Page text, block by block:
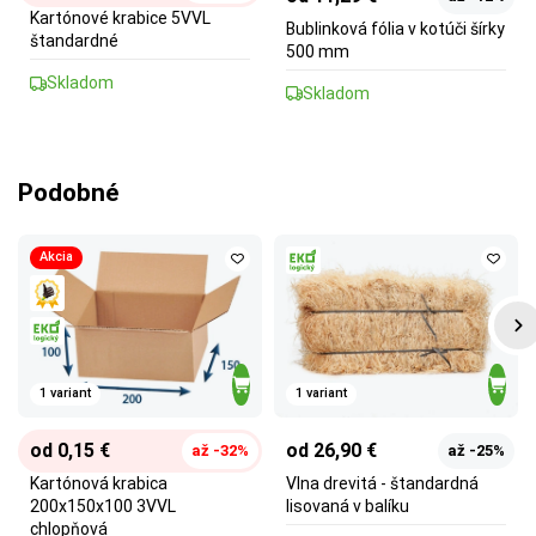
Kartónové krabice 5VVL
štandardné
Skladom
Bublinková fólia v kotúči šírky
500 mm
Skladom
Podobné
Akcia
1 variant
od 0,15 € až -32%
Kartónová krabica
200x150x100 3VVL
chlopňová
1 variant
od 26,90 € až -25%
Vlna drevitá - štandardná
lisovaná v balíku